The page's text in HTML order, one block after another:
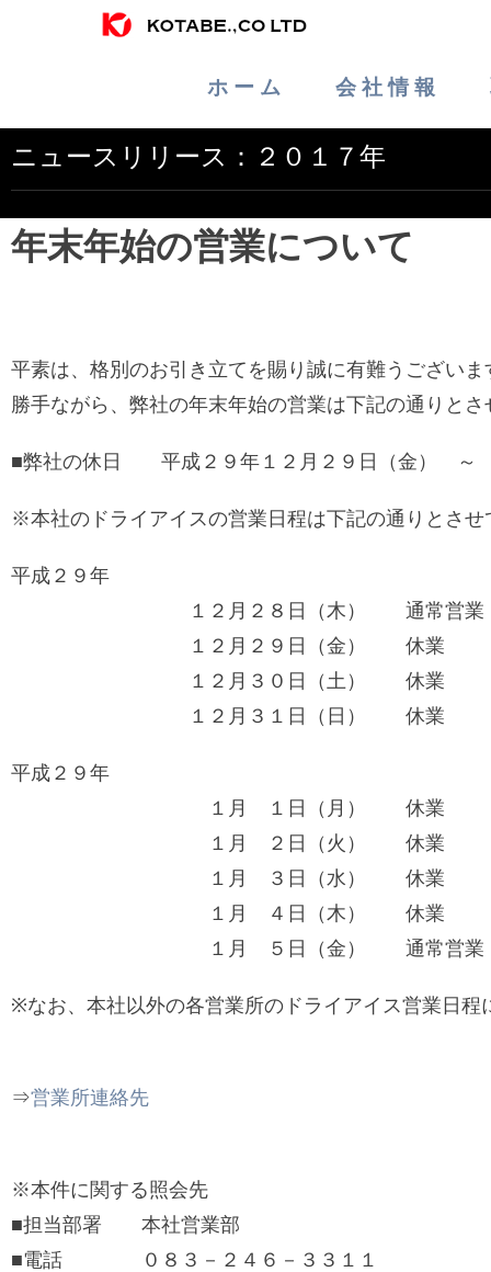
ホ ー ム 会 社 情 報
ニュースリリース：２０１７年
年末年始の営業について
平素は、格別のお引き立てを賜り誠に有難うございま
勝手ながら、弊社の年末年始の営業は下記の通りと
■弊社の休日 平成２９年１２月２９日（金） ～
※本社のドライアイスの営業日程は下記の通りとさせ
平成２９年
１２月２８日（木） 通常営業
１２月２９日（金） 休業
１２月３０日（土） 休業
１２月３１日（日） 休業
平成２９年
１月 １日（月） 休業
１月 ２日（火） 休業
１月 ３日（水） 休業
１月 ４日（木） 休業
１月 ５日（金） 通常営業
※なお、本社以外の各営業所のドライアイス営業日
⇒営業所連絡先
※本件に関する照会先
■担当部署 本社営業部
■電話 ０８３－２４６－３３１１